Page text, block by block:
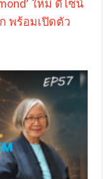
ใหม่ ดีไซน์
พร้อมเปิดตัว